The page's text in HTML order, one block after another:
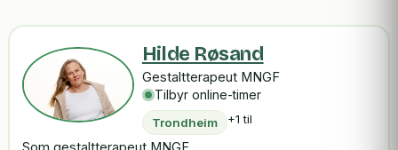
Hilde Røsand
Gestaltterapeut MNGF
Tilbyr online-timer
Trondheim +1 til